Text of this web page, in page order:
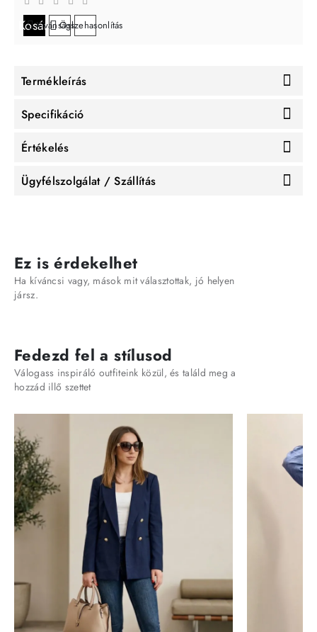
Kosárba
Kívánságlistára
Összehasonlítás
Termékleírás
Specifikáció
Értékelés
Ügyfélszolgálat / Szállítás
Ez is érdekelhet
Ha kíváncsi vagy, mások mit választottak, jó helyen
jársz.
Fedezd fel a stílusod
Válogass inspiráló outfiteink közül, és találd meg a
hozzád illő szettet